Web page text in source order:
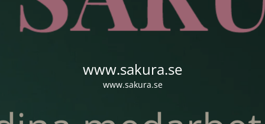
www.sakura.se
www.sakura.se